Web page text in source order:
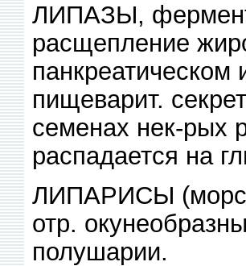
ЛИПАЗЫ,
расщепление
пищеварит.
семенах нек-рых
распадается на
ЛИПАРИСЫ
отр.
полушарии.